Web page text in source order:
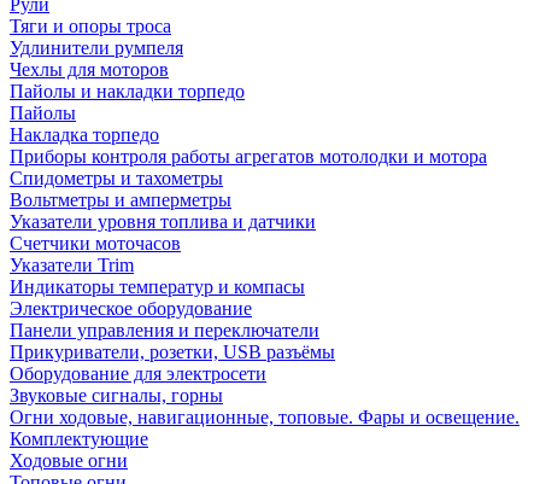
Рули
Тяги и опоры троса
Удлинители румпеля
Чехлы для моторов
Пайолы и накладки торпедо
Пайолы
Накладка торпедо
Приборы контроля работы агрегатов мотолодки и мотора
Спидометры и тахометры
Вольтметры и амперметры
Указатели уровня топлива и датчики
Счетчики моточасов
Указатели Trim
Индикаторы температур и компасы
Электрическое оборудование
Панели управления и переключатели
Прикуриватели, розетки, USB разъёмы
Оборудование для электросети
Звуковые сигналы, горны
Огни ходовые, навигационные, топовые. Фары и освещение.
Комплектующие
Ходовые огни